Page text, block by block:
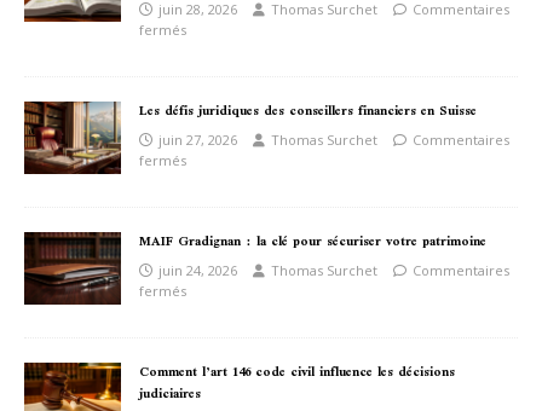
juin 28, 2026 Thomas Surchet
Commentaires
fermés
Les défis juridiques des conseillers financiers en Suisse
juin 27, 2026 Thomas Surchet
Commentaires
fermés
MAIF Gradignan : la clé pour sécuriser votre patrimoine
juin 24, 2026 Thomas Surchet
Commentaires
fermés
Comment l’art 146 code civil influence les décisions
judiciaires